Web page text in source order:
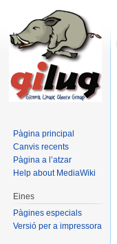
Pàgina principal
Canvis recents
Pàgina a l’atzar
Help about MediaWiki
Eines
Pàgines especials
Versió per a impressora